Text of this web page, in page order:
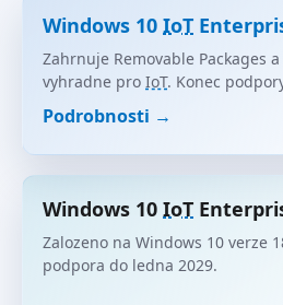
Windows 10 IoT
Zahrnuje Removable Packages
vyhradne pro IoT. Konec
Podrobnosti →
Windows 10 IoT
Zalozeno na Windows 10 verze
podpora do ledna 2029.